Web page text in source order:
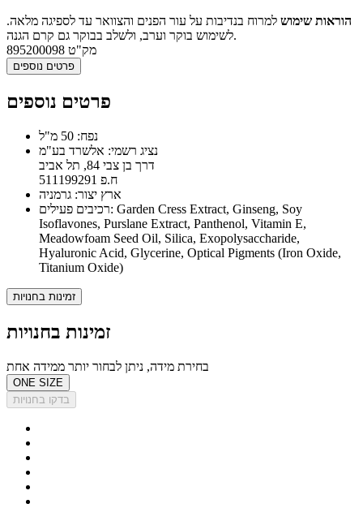
הוראות שימוש למרוח בנדיבות על עור הפנים והצוואר עד לספיגה מלאה.
לשימוש בוקר וערב, ולשלב בבוקר גם קרם הגנה.
מק"ט 895200098
פרטים נוספים
פרטים נוספים
נפח: 50 מ"ל
נציג רשמי: אלשרד בע"מ
דרך בן צבי 84, תל אביב
ח.פ 511199291
ארץ יצור: גרמניה
רכיבים פעילים: Garden Cress Extract, Ginseng, Soy
Isoflavones, Purslane Extract, Panthenol, Vitamin E,
Meadowfoam Seed Oil, Silica, Exopolysaccharide,
Hyaluronic Acid, Glycerine, Optical Pigments (Iron Oxide,
Titanium Oxide)
זמינות בחנויות
זמינות בחנויות
בחירת מידה, ניתן לבחור יותר ממידה אחת
ONE SIZE
בדקו בחנויות